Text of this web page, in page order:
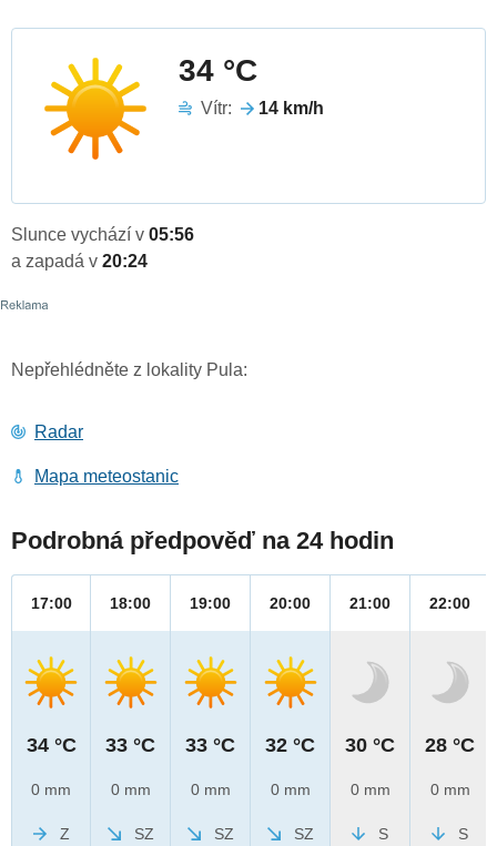
34 °C
Vítr: 14 km/h
Slunce vychází v 05:56
a zapadá v 20:24
Nepřehlédněte z lokality Pula:
Radar
Mapa meteostanic
Podrobná předpověď na 24 hodin
17:00
34 °C
0 mm
Z
18:00
33 °C
0 mm
SZ
19:00
33 °C
0 mm
SZ
20:00
32 °C
0 mm
SZ
21:00
30 °C
0 mm
S
22:00
28 °C
0 mm
S